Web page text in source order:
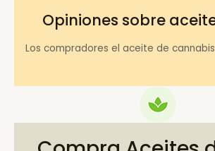
Opiniones sobre
Los compradores el aceite de